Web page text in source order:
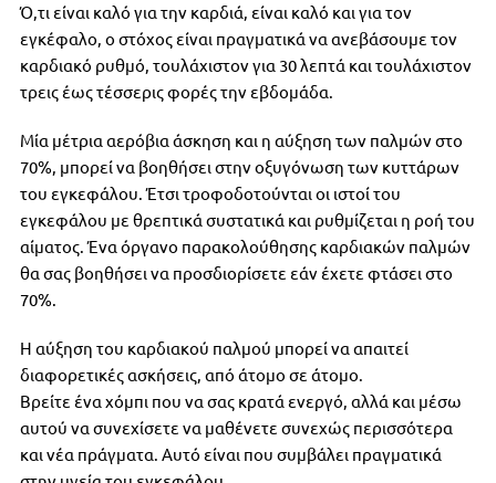
Ό,τι είναι καλό για την καρδιά, είναι καλό και για τον
εγκέφαλο, ο στόχος είναι πραγματικά να ανεβάσουμε τον
καρδιακό ρυθμό, τουλάχιστον για 30 λεπτά και τουλάχιστον
τρεις έως τέσσερις φορές την εβδομάδα.
Μία μέτρια αερόβια άσκηση και η αύξηση των παλμών στο
70%, μπορεί να βοηθήσει στην οξυγόνωση των κυττάρων
του εγκεφάλου. Έτσι τροφοδοτούνται οι ιστοί του
εγκεφάλου με θρεπτικά συστατικά και ρυθμίζεται η ροή του
αίματος. Ένα όργανο παρακολούθησης καρδιακών παλμών
θα σας βοηθήσει να προσδιορίσετε εάν έχετε φτάσει στο
70%.
Η αύξηση του καρδιακού παλμού μπορεί να απαιτεί
διαφορετικές ασκήσεις, από άτομο σε άτομο.
Βρείτε ένα χόμπι που να σας κρατά ενεργό, αλλά και μέσω
αυτού να συνεχίσετε να μαθένετε συνεχώς περισσότερα
και νέα πράγματα. Αυτό είναι που συμβάλει πραγματικά